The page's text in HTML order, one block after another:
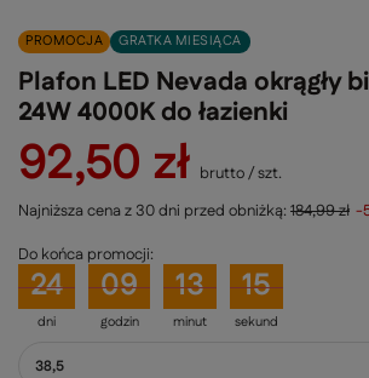
PROMOCJA GRATKA MIESIĄCA
Plafon LED Nevada okrągły
24W 4000K do łazienki
38,5
92,50 zł brutto/szt.
Najniższa cena z 30 dni przed obniżką: 184,99 zł -
Do końca promocji:
dni
24
godzin
09
minut
13
sekund
15